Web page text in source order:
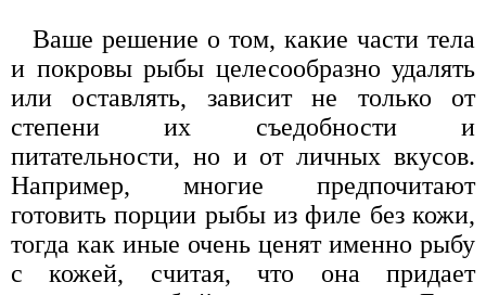
Ваше решение о том, какие части тела
и покровы рыбы целесообразно удалять
или оставлять, зависит не только от
степени их съедобности и
питательности, но и от личных вкусов.
Например, многие предпочитают
готовить порции рыбы из филе без кожи,
тогда как иные очень ценят именно рыбу
с кожей, считая, что она придает